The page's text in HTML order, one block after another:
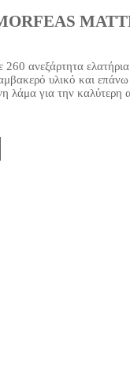
260 ανεξάρτητα
υλικό και επάνω
λάμα για την καλύτερη